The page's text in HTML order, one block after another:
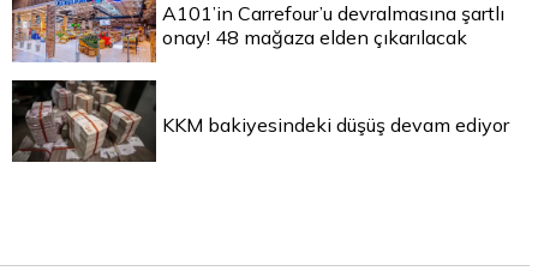
A101’in Carrefour’u devralmasına şartlı
onay! 48 mağaza elden çıkarılacak
KKM bakiyesindeki düşüş devam ediyor